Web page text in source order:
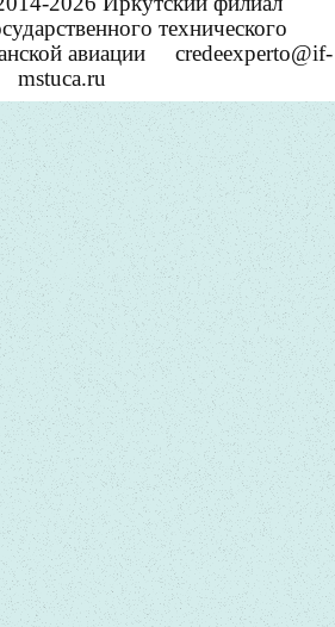
технического
авиации
credeexperto@if-
mstuca.ru